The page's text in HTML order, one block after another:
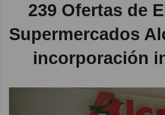
239 Ofertas de
Supermercados
incorporación